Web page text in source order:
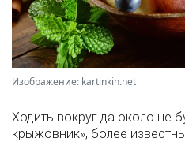
Изображение: kartinkin.net
Ходить вокруг да около не
крыжовник», более